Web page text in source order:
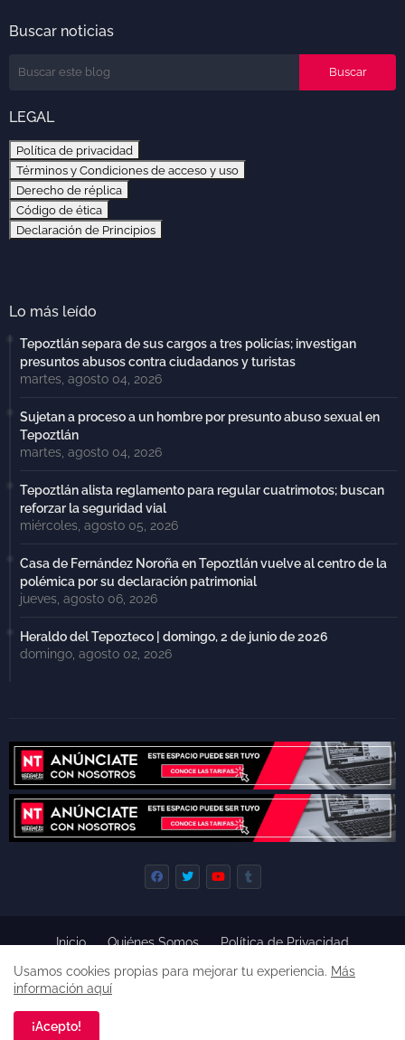
Buscar noticias
LEGAL
Política de privacidad
Términos y Condiciones de acceso y uso
Derecho de réplica
Código de ética
Declaración de Principios
Lo más leído
Tepoztlán separa de sus cargos a tres policías; investigan
presuntos abusos contra ciudadanos y turistas
martes, agosto 04, 2026
Sujetan a proceso a un hombre por presunto abuso sexual en
Tepoztlán
martes, agosto 04, 2026
Tepoztlán alista reglamento para regular cuatrimotos; buscan
reforzar la seguridad vial
miércoles, agosto 05, 2026
Casa de Fernández Noroña en Tepoztlán vuelve al centro de la
polémica por su declaración patrimonial
jueves, agosto 06, 2026
Heraldo del Tepozteco | domingo, 2 de junio de 2026
domingo, agosto 02, 2026
Derechos reservados, 2022 -
Una empresa de
Inicio Quiénes Somos
Política de Privacidad
Derecho de Réplica
Términos y Condiciones de Uso
Usamos cookies propias para mejorar tu experiencia. Más
información aquí
¡Acepto!